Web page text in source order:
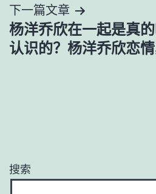
航
下一篇文章
杨洋乔欣在一起是真
认识的？杨洋乔欣恋
搜索